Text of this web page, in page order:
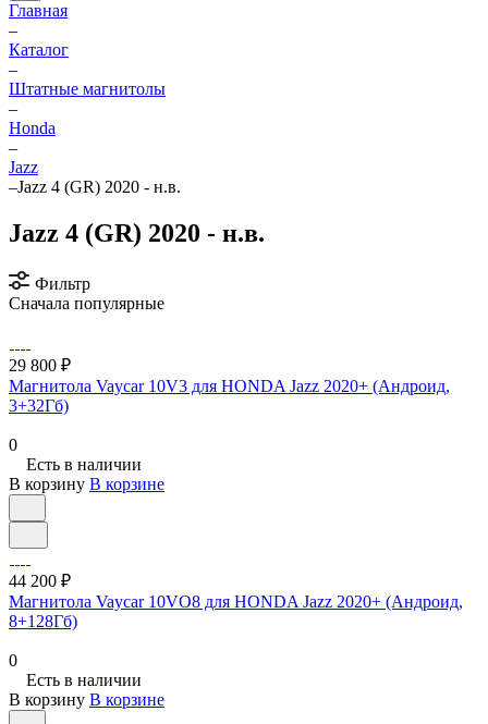
Главная
–
Каталог
–
Штатные магнитолы
–
Honda
–
Jazz
–Jazz 4 (GR) 2020 - н.в.
Jazz 4 (GR) 2020 - н.в.
Фильтр
Сначала популярные
29 800 ₽
Магнитола Vaycar 10V3 для HONDA Jazz 2020+ (Андроид,
3+32Гб)
0
Есть в наличии
В корзину В корзине
44 200 ₽
Магнитола Vaycar 10VO8 для HONDA Jazz 2020+ (Андроид,
8+128Гб)
0
Есть в наличии
В корзину В корзине